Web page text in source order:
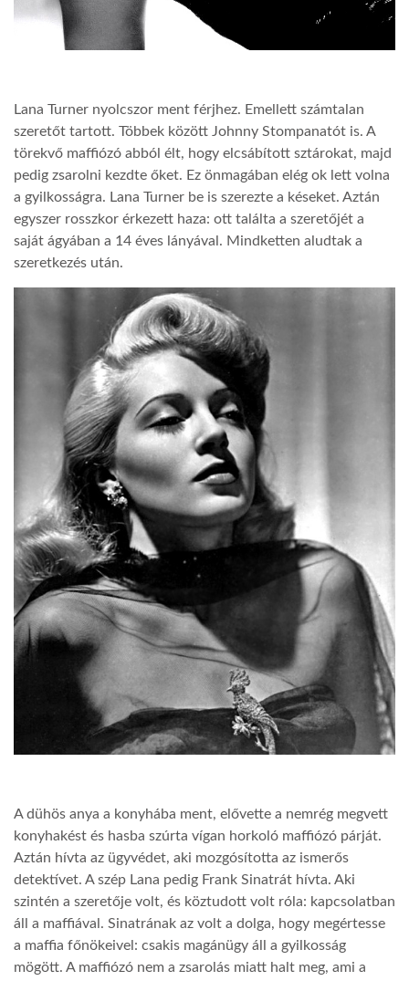
Lana Turner nyolcszor ment férjhez. Emellett számtalan
szeretőt tartott. Többek között Johnny Stompanatót is. A
törekvő maffiózó abból élt, hogy elcsábított sztárokat, majd
pedig zsarolni kezdte őket. Ez önmagában elég ok lett volna
a gyilkosságra. Lana Turner be is szerezte a késeket. Aztán
egyszer rosszkor érkezett haza: ott találta a szeretőjét a
saját ágyában a 14 éves lányával. Mindketten aludtak a
szeretkezés után.
A dühös anya a konyhába ment, elővette a nemrég megvett
konyhakést és hasba szúrta vígan horkoló maffiózó párját.
Aztán hívta az ügyvédet, aki mozgósította az ismerős
detektívet. A szép Lana pedig Frank Sinatrát hívta. Aki
szintén a szeretője volt, és köztudott volt róla: kapcsolatban
áll a maffiával. Sinatrának az volt a dolga, hogy megértesse
a maffia főnökeivel: csakis magánügy áll a gyilkosság
mögött. A maffiózó nem a zsarolás miatt halt meg, ami a